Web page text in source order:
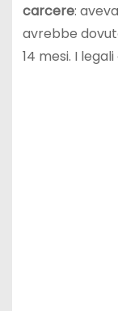
carcere:
avrebbe
14 mesi. I